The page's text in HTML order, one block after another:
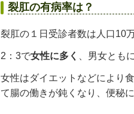
裂肛の有病率は？
裂肛の１日受診者数は人口10
2：3で女性に多く 、男女ともに
女性はダイエットなどにより
て腸の働きが鈍くなり、便秘